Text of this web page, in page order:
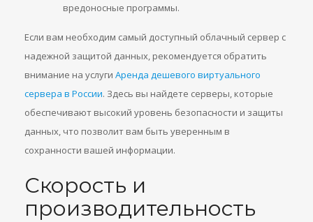
вредоносные программы.
Если вам необходим самый доступный облачный сервер с
надежной защитой данных, рекомендуется обратить
внимание на услуги Аренда дешевого виртуального
сервера в России. Здесь вы найдете серверы, которые
обеспечивают высокий уровень безопасности и защиты
данных, что позволит вам быть уверенным в
сохранности вашей информации.
Скорость и
производительность